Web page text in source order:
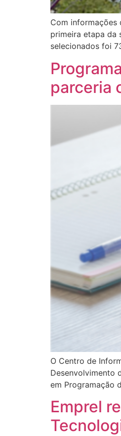
Com informações
primeira etapa da
selecionados foi
parceria
O Centro de
Desenvolvimento
em Programação
Emprel